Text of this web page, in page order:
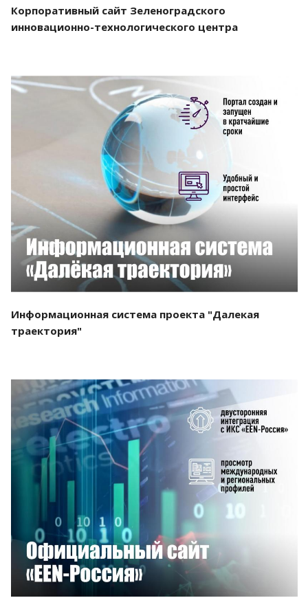
Корпоративный сайт Зеленоградского
инновационно-технологического центра
Смотреть проект
Информационная система проекта "Далекая
траектория"
Смотреть проект